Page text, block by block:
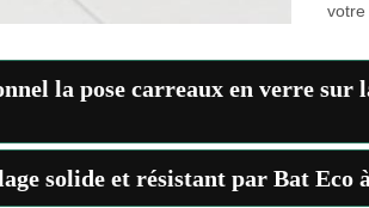
votre
la pose carreaux en verre sur
solide et résistant par Bat Eco